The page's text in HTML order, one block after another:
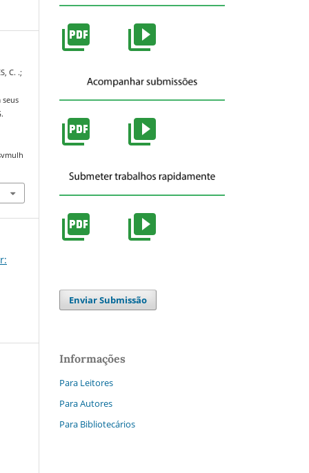
C. .;
seus
Enviar Submissão
Informações
Para Leitores
Para Autores
Para Bibliotecários